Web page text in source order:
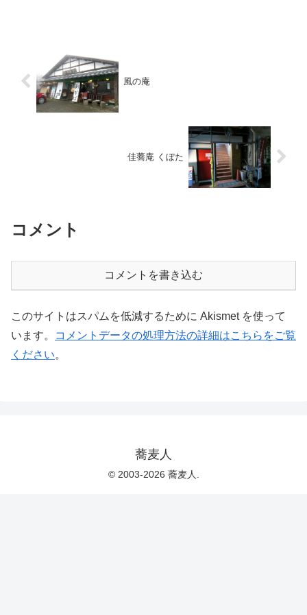
風の庵
佳蕎庵 くぼた
コメント
コメントを書き込む
このサイトはスパムを低減するために Akismet を使って
います。
コメントデータの処理方法の詳細はこちらをご覧
ください。
蕎麦人
© 2003-2026 蕎麦人.